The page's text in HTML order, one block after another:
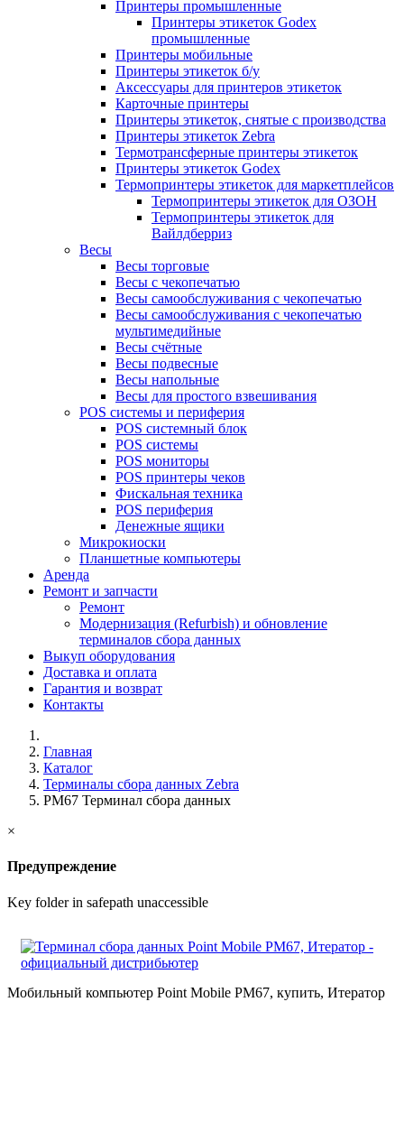
Принтеры промышленные
Принтеры этикеток Godex
промышленные
Принтеры мобильные
Принтеры этикеток б/у
Аксессуары для принтеров этикеток
Карточные принтеры
Принтеры этикеток, снятые с производства
Принтеры этикеток Zebra
Термотрансферные принтеры этикеток
Принтеры этикеток Godex
Термопринтеры этикеток для маркетплейсов
Термопринтеры этикеток для ОЗОН
Термопринтеры этикеток для
Вайлдберриз
Весы
Весы торговые
Весы с чекопечатью
Весы самообслуживания с чекопечатью
Весы самообслуживания с чекопечатью
мультимедийные
Весы счётные
Весы подвесные
Весы напольные
Весы для простого взвешивания
POS системы и периферия
POS системный блок
POS системы
POS мониторы
POS принтеры чеков
Фискальная техника
POS периферия
Денежные ящики
Микрокиоски
Планшетные компьютеры
Аренда
Ремонт и запчасти
Ремонт
Модернизация (Refurbish) и обновление
терминалов сбора данных
Выкуп оборудования
Доставка и оплата
Гарантия и возврат
Контакты
Главная
Каталог
Терминалы сбора данных Zebra
PM67 Терминал сбора данных
×
Предупреждение
Key folder in safepath unaccessible
Мобильный компьютер Point Mobile PM67, купить, Итератор